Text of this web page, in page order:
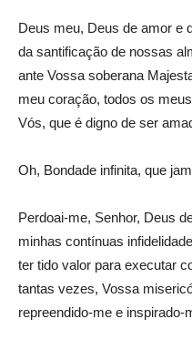
Deus meu, Deus de amor e
da santificação de nossas
ante Vossa soberana
meu coração, todos os
Vós, que é digno de ser
Oh, Bondade infinita, que
Perdoai-me, Senhor, Deus
minhas contínuas
ter tido valor para executar
tantas vezes, Vossa
repreendido-me e inspirado-